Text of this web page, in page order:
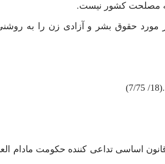
به مصلحت كشور نيست.
مورد حقوق بشر و آزادى زن را به
اساسى تداعى كننده حكومت مادام